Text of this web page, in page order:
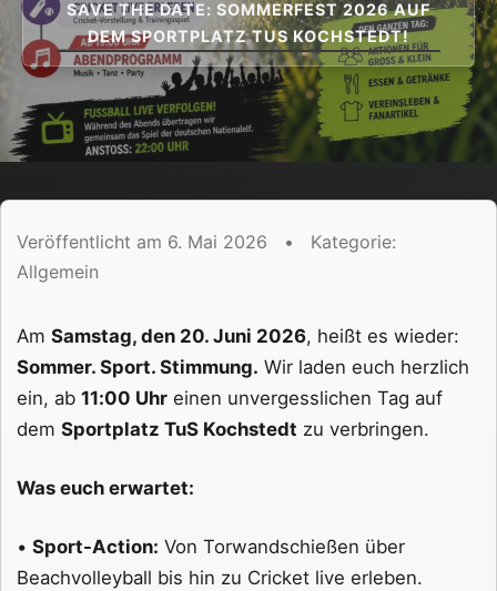
SAVE THE DATE: SOMMERFEST 2026 AUF
DEM SPORTPLATZ TUS KOCHSTEDT!
Veröffentlicht am 6. Mai 2026 •
Kategorie:
Allgemein
Am Samstag, den 20. Juni 2026, heißt es wieder:
Sommer. Sport. Stimmung. Wir laden euch herzlich
ein, ab 11:00 Uhr einen unvergesslichen Tag auf
dem Sportplatz TuS Kochstedt zu verbringen.
Was euch erwartet:
• Sport-Action: Von Torwandschießen über
Beachvolleyball bis hin zu Cricket live erleben.